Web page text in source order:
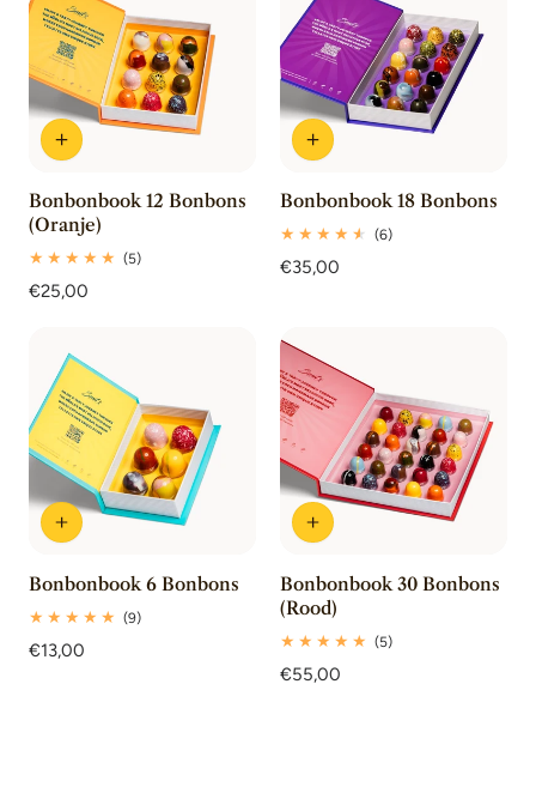
Bonbonbook 12 Bonbons
(Oranje)
(5)5
Normale
€25,00
Bonbonbook 18 Bonbons
(6)6
Normale
€35,00
Bonbonbook 6 Bonbons
(9)9
Normale
€13,00
Bonbonbook 30 Bonbons
(Rood)
(5)5
Normale
€55,00